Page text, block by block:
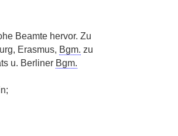
Beamte hervor. Zu
Erasmus, Bgm. zu
u. Berliner Bgm.